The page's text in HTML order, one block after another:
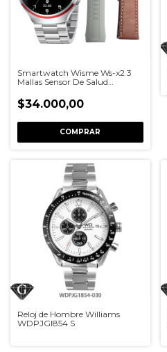
Smartwatch Wisme Ws-x2 3
Mallas Sensor De Salud
$34.000,00
COMPRAR
Reloj de Hombre Williams
WDPJGI854 S